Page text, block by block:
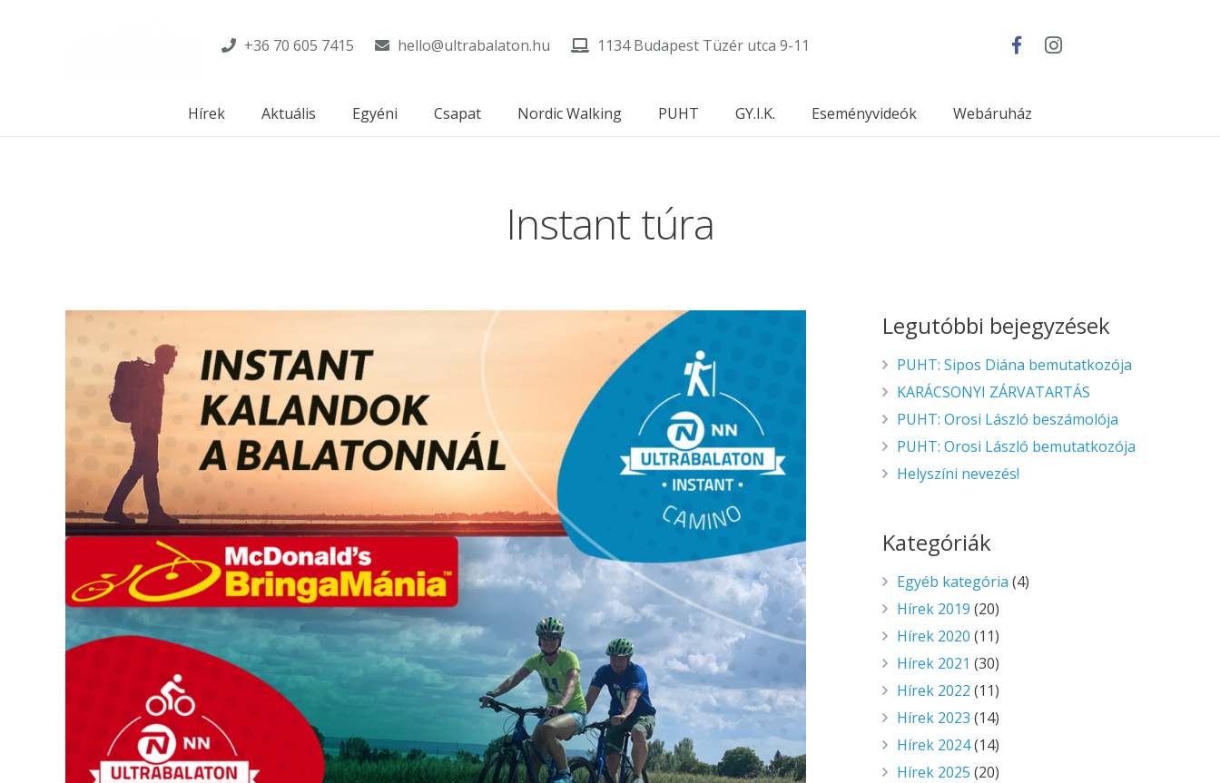
+36 70 605 7415 hello@ultrabalaton.hu 1134 Budapest Tüzér utca 9-11
Hírek Aktuális Egyéni Csapat Nordic Walking PUHT GY.I.K. Eseményvideók Webáruház
Instant túra
Legutóbbi bejegyzések
PUHT: Sipos Diána bemutatkozója
KARÁCSONYI ZÁRVATARTÁS
PUHT: Orosi László beszámolója
PUHT: Orosi László bemutatkozója
Helyszíni nevezés!
Kategóriák
Egyéb kategória (4)
Hírek 2019 (20)
Hírek 2020 (11)
Hírek 2021 (30)
Hírek 2022 (11)
Hírek 2023 (14)
Hírek 2024(14)
Hírek 2025 (20)